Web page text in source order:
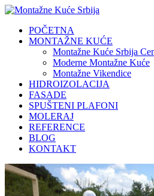
POČETNA
MONTAŽNE KUĆE
Montažne Kuće Srbija
Moderne Montažne Kuće
Montažne Vikendice
HIDROIZOLACIJA
FASADE
SPUŠTENI PLAFONI
MOLERAJ
REFERENCE
BLOG
KONTAKT